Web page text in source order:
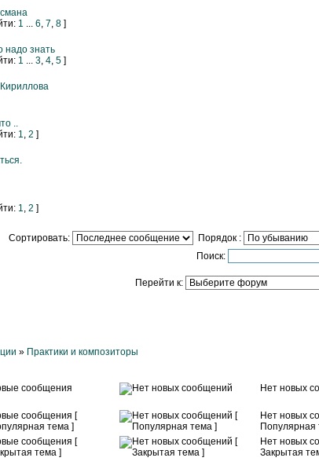
1 ... 6, 7, 8 ]
надо знать
1 ... 3, 4, 5 ]
..
1, 2 ]
1, 2 ]
Сортировать: Порядок :
Поиск:
Перейти к:
» Практики и композиторы
сообщения
Нет новых
сообщения [
тема ]
Нет новых
Популярная
сообщения [
тема ]
Нет новых
Закрытая